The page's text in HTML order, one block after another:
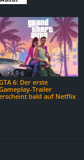
6: Der erste
Trailer
bald auf Netflix